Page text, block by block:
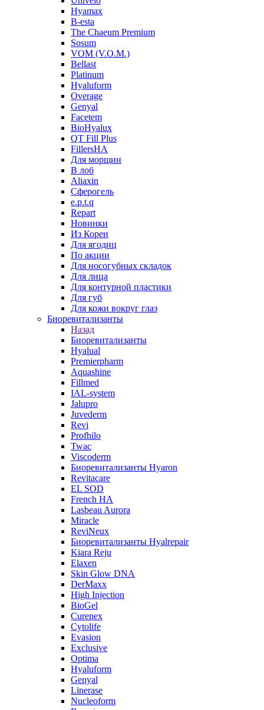
Hyamax
B-esta
The Chaeum Premium
Sosum
VOM (V.O.M.)
Bellast
Platinum
Hyaluform
Overage
Genyal
Facetem
BioHyalux
QT Fill Plus
FillersHA
Для морщин
В лоб
Aliaxin
Сферогель
e.p.t.q
Repart
Новинки
Из Кореи
Для ягодиц
По акции
Для носогубных складок
Для лица
Для контурной пластики
Для губ
Для кожи вокруг глаз
Биоревитализанты
Назад
Биоревитализанты
Hyalual
Premierpharm
Aquashine
Fillmed
IAL-system
Jalupro
Juvederm
Revi
Profhilo
Twac
Viscoderm
Биоревитализанты Hyaron
Revitacare
EL SOD
French HA
Lasbeau Aurora
Miracle
ReviNeux
Биоревитализанты Hyalrepair
Kiara Reju
Elaxen
Skin Glow DNA
DerMaxx
High Injection
BioGel
Curenex
Cytolife
Evasion
Exclusive
Optima
Hyaluform
Genyal
Linerase
Nucleoform